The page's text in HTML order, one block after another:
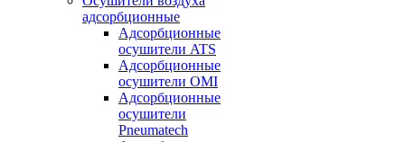
адсорбционные
Адсорбционные
осушители ATS
Адсорбционные
осушители OMI
Адсорбционные
осушители
Pneumatech